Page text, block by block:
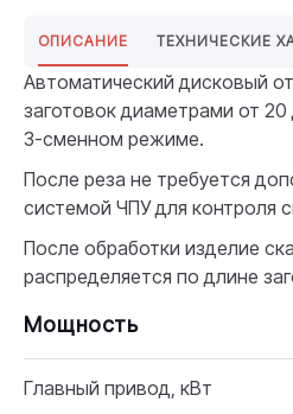
ОПИСАНИЕ ТЕХНИЧЕСКИЕ
Автоматический дисковый
заготовок диаметрами от
3-сменном режиме.
После реза не требуется
системой ЧПУ для контроля
После обработки изделие
распределяется по длине
Мощность
Главный привод, кВт